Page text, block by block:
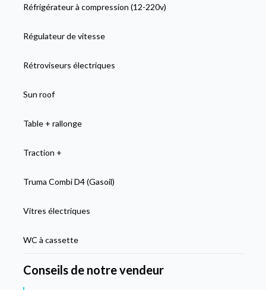
Réfrigérateur à compression (12-220v)
Régulateur de vitesse
Rétroviseurs électriques
Sun roof
Table + rallonge
Traction +
Truma Combi D4 (Gasoil)
Vitres électriques
WC à cassette
Conseils de notre vendeur